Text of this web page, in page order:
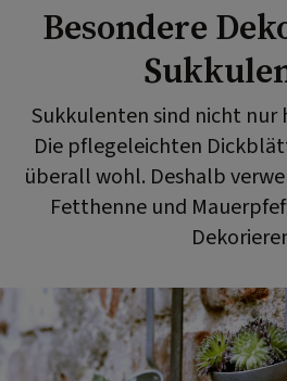
Besondere
Sukkulenten sind nicht nur
Die pflegeleichten
überall wohl. Deshalb
Fetthenne und